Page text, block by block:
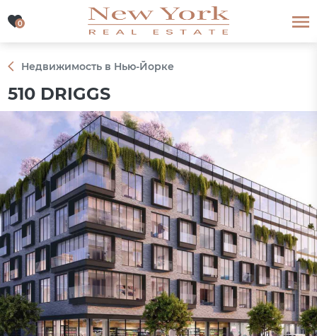
0
0
Недвижимость в Нью-Йорке
510 DRIGGS